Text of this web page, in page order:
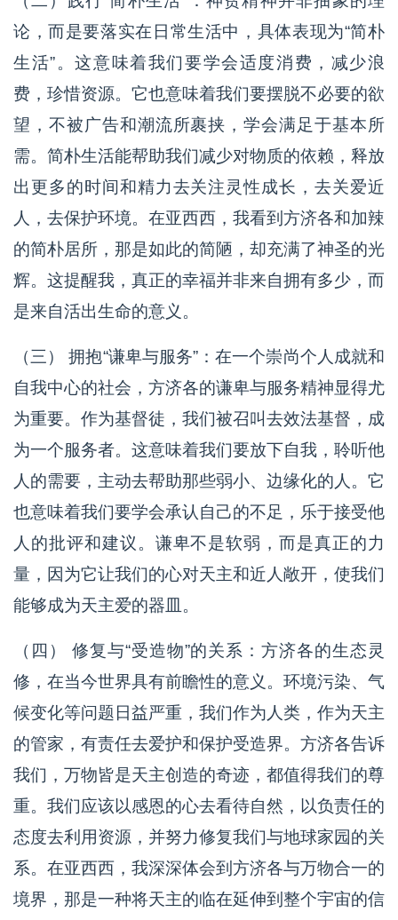
论，而是要落实在日常生活中，具体表现为“简朴
生活”。这意味着我们要学会适度消费，减少浪
费，珍惜资源。它也意味着我们要摆脱不必要的欲
望，不被广告和潮流所裹挟，学会满足于基本所
需。简朴生活能帮助我们减少对物质的依赖，释放
出更多的时间和精力去关注灵性成长，去关爱近
人，去保护环境。在亚西西，我看到方济各和加辣
的简朴居所，那是如此的简陋，却充满了神圣的光
辉。这提醒我，真正的幸福并非来自拥有多少，而
是来自活出生命的意义。
（三） 拥抱“谦卑与服务”：在一个崇尚个人成就和
自我中心的社会，方济各的谦卑与服务精神显得尤
为重要。作为基督徒，我们被召叫去效法基督，成
为一个服务者。这意味着我们要放下自我，聆听他
人的需要，主动去帮助那些弱小、边缘化的人。它
也意味着我们要学会承认自己的不足，乐于接受他
人的批评和建议。谦卑不是软弱，而是真正的力
量，因为它让我们的心对天主和近人敞开，使我们
能够成为天主爱的器皿。
（四） 修复与“受造物”的关系：方济各的生态灵
修，在当今世界具有前瞻性的意义。环境污染、气
候变化等问题日益严重，我们作为人类，作为天主
的管家，有责任去爱护和保护受造界。方济各告诉
我们，万物皆是天主创造的奇迹，都值得我们的尊
重。我们应该以感恩的心去看待自然，以负责任的
态度去利用资源，并努力修复我们与地球家园的关
系。在亚西西，我深深体会到方济各与万物合一的
境界，那是一种将天主的临在延伸到整个宇宙的信